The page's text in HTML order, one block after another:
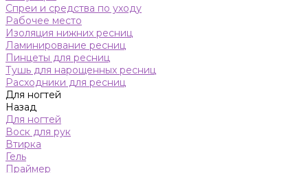
Спреи и средства по уходу
Рабочее место
Изоляция нижних ресниц
Ламинирование ресниц
Пинцеты для ресниц
Тушь для нарощенных ресниц
Расходники для ресниц
Для ногтей
Назад
Для ногтей
Воск для рук
Втирка
Гель
Праймер